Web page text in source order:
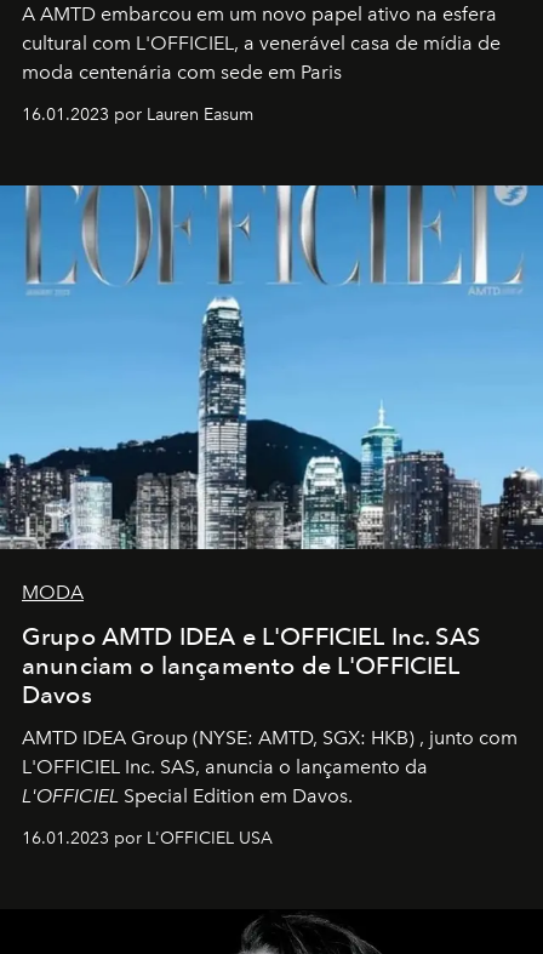
A AMTD embarcou em um novo papel ativo na esfera
cultural com L'OFFICIEL, a venerável casa de mídia de
moda centenária com sede em Paris
16.01.2023 por Lauren Easum
MODA
Grupo AMTD IDEA e L'OFFICIEL Inc. SAS
anunciam o lançamento de L'OFFICIEL
Davos
AMTD IDEA Group (NYSE: AMTD, SGX: HKB) , junto com
L'OFFICIEL Inc. SAS, anuncia o lançamento da
L'OFFICIEL Special Edition em Davos.
16.01.2023 por L'OFFICIEL USA